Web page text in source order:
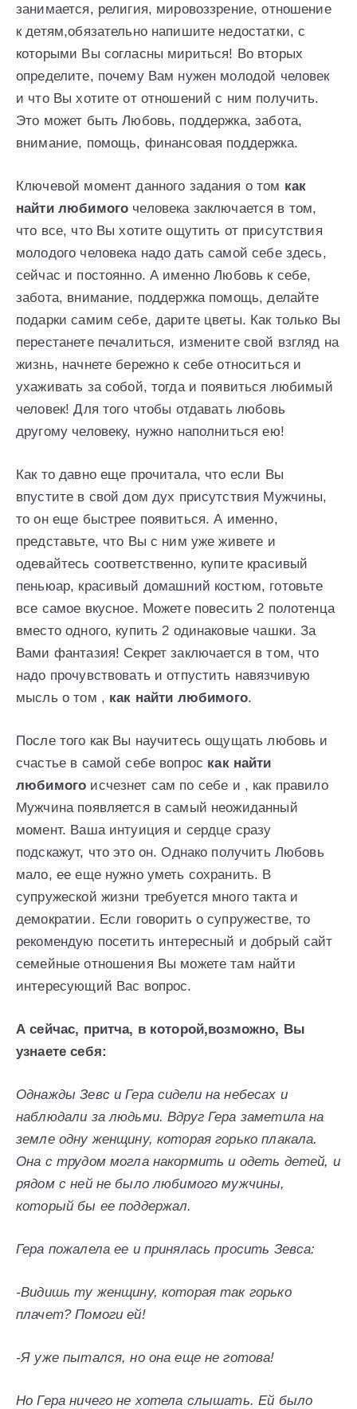
занимается, религия, мировоззрение, отношение
к детям,обязательно напишите недостатки, с
которыми Вы согласны мириться! Во вторых
определите, почему Вам нужен молодой человек
и что Вы хотите от отношений с ним получить.
Это может быть Любовь, поддержка, забота,
внимание, помощь, финансовая поддержка.
Ключевой момент данного задания о том как
найти любимого человека заключается в том,
что все, что Вы хотите ощутить от присутствия
молодого человека надо дать самой себе здесь,
сейчас и постоянно. А именно Любовь к себе,
забота, внимание, поддержка помощь, делайте
подарки самим себе, дарите цветы. Как только Вы
перестанете печалиться, измените свой взгляд на
жизнь, начнете бережно к себе относиться и
ухаживать за собой, тогда и появиться любимый
человек! Для того чтобы отдавать любовь
другому человеку, нужно наполниться ею!
Как то давно еще прочитала, что если Вы
впустите в свой дом дух присутствия Мужчины,
то он еще быстрее появиться. А именно,
представьте, что Вы с ним уже живете и
одевайтесь соответственно, купите красивый
пеньюар, красивый домашний костюм, готовьте
все самое вкусное. Можете повесить 2 полотенца
вместо одного, купить 2 одинаковые чашки. За
Вами фантазия! Секрет заключается в том, что
надо прочувствовать и отпустить навязчивую
мысль о том , как найти любимого.
После того как Вы научитесь ощущать любовь и
счастье в самой себе вопрос как найти
любимого исчезнет сам по себе и , как правило
Мужчина появляется в самый неожиданный
момент. Ваша интуиция и сердце сразу
подскажут, что это он. Однако получить Любовь
мало, ее еще нужно уметь сохранить. В
супружеской жизни требуется много такта и
демократии. Если говорить о супружестве, то
рекомендую посетить интересный и добрый сайт
семейные отношения Вы можете там найти
интересующий Вас вопрос.
А сейчас, притча, в которой,возможно, Вы
узнаете себя:
Однажды Зевс и Гера сидели на небесах и
наблюдали за людьми. Вдруг Гера заметила на
земле одну женщину, которая горько плакала.
Она с трудом могла накормить и одеть детей, и
рядом с ней не было любимого мужчины,
который бы ее поддержал.
Гера пожалела ее и принялась просить Зевса:
-Видишь ту женщину, которая так горько
плачет? Помоги ей!
-Я уже пытался, но она еще не готова!
Но Гера ничего не хотела слышать. Ей было